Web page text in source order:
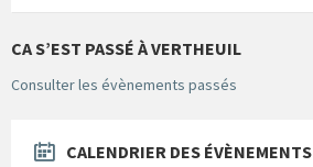
CA S’EST PASSÉ À VERTHEUIL
Consulter les évènements passés
CALENDRIER DES ÉVÈNEMENTS